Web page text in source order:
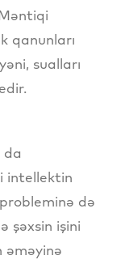
qanunları
sualları
da
intellektin
də
şəxsin işini
əməyinə